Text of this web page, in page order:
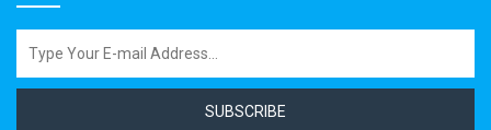
SUBSCRIBE